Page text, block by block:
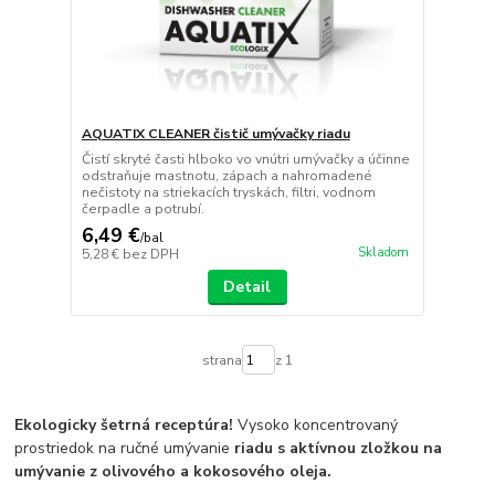
AQUATIX CLEANER čistič umývačky riadu
Čistí skryté časti hlboko vo vnútri umývačky a účinne
odstraňuje mastnotu, zápach a nahromadené
nečistoty na striekacích tryskách, filtri, vodnom
čerpadle a potrubí.
6,49 €/bal
5,28 € bez DPH Skladom
Detail
strana z 1
Ekologicky šetrná receptúra! Vysoko koncentrovaný
prostriedok na ručné umývanie riadu s aktívnou zložkou na
umývanie z olivového a kokosového oleja.